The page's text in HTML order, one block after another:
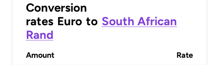
Conversion
rates Euro to South African
Rand
Amount Rate